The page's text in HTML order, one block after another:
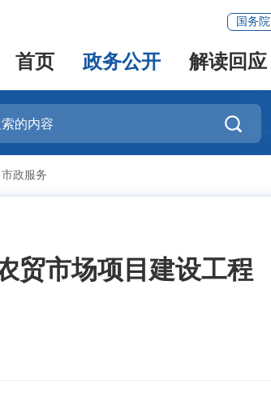
国务院
首页 政务公开 解读回应

市政服务
贸市场项目建设工程